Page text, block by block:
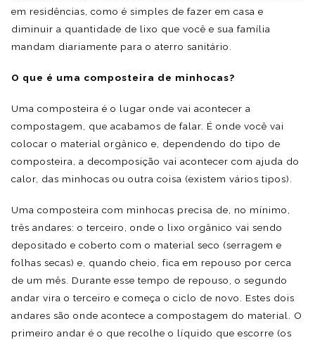
em residências, como é simples de fazer em casa e
diminuir a quantidade de lixo que você e sua família
mandam diariamente para o aterro sanitário.
O que é uma composteira de minhocas?
Uma composteira é o lugar onde vai acontecer a
compostagem, que acabamos de falar. É onde você vai
colocar o material orgânico e, dependendo do tipo de
composteira, a decomposição vai acontecer com ajuda do
calor, das minhocas ou outra coisa (existem vários tipos).
Uma composteira com minhocas precisa de, no mínimo,
três andares: o terceiro, onde o lixo orgânico vai sendo
depositado e coberto com o material seco (serragem e
folhas secas) e, quando cheio, fica em repouso por cerca
de um mês. Durante esse tempo de repouso, o segundo
andar vira o terceiro e começa o ciclo de novo. Estes dois
andares são onde acontece a compostagem do material. O
primeiro andar é o que recolhe o líquido que escorre (os